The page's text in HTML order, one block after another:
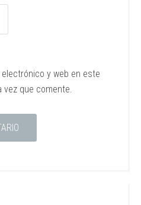
y web en este
vez que comente.